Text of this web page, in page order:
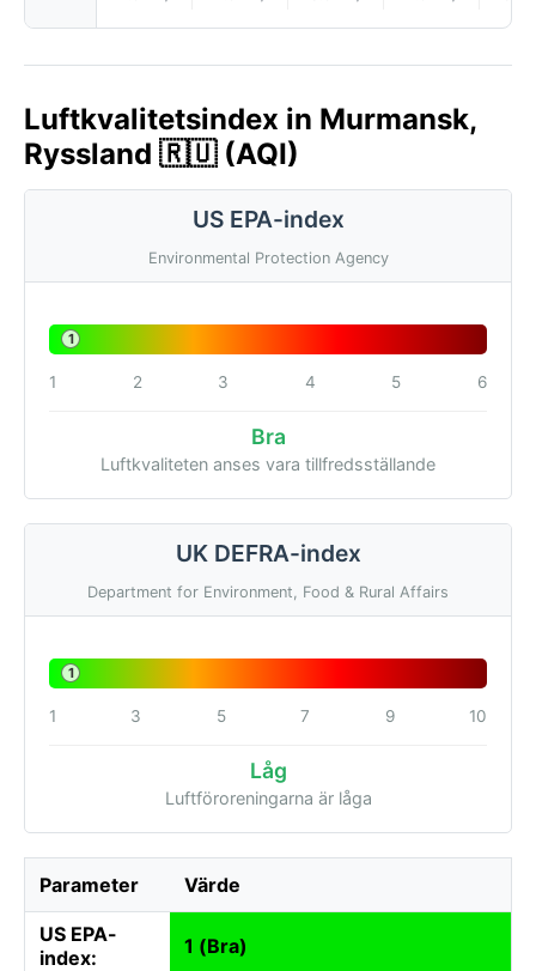
Luftkvalitetsindex in Murmansk,
Ryssland 🇷🇺 (AQI)
US EPA-index
Environmental Protection Agency
1
1 2 3 4 5 6
Bra
Luftkvaliteten anses vara tillfredsställande
UK DEFRA-index
Department for Environment, Food & Rural Affairs
1
1 3 5 7 9 10
Låg
Luftföroreningarna är låga
Parameter Värde
US EPA-
index:
1 (Bra)